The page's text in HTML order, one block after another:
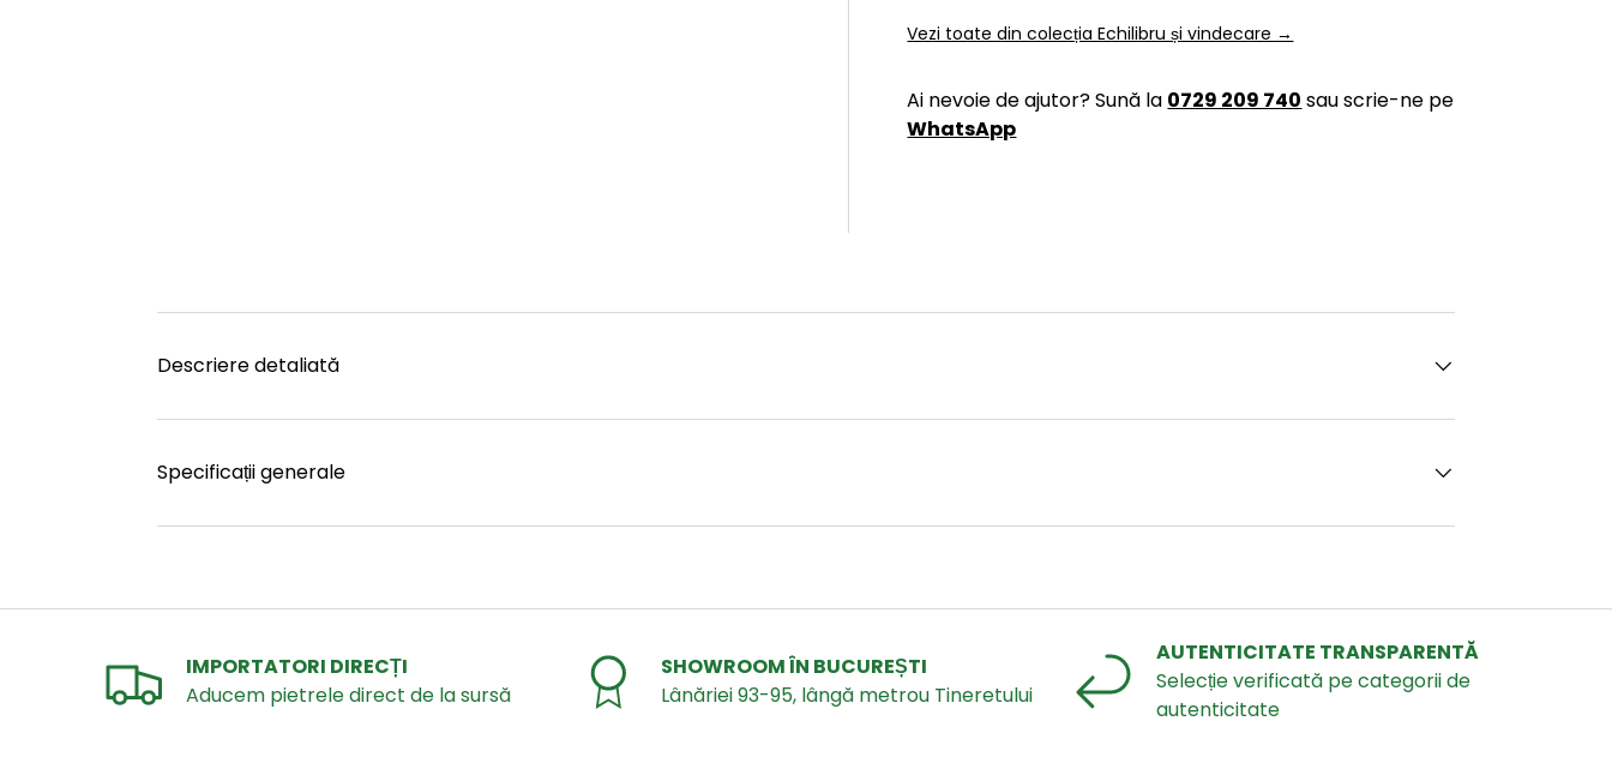
Vezi toate din colecția Echilibru și vindecare →
Ai nevoie de ajutor? Sună la 0729 209 740 sau scrie-ne pe
WhatsApp
Descriere detaliată
Specificații generale
IMPORTATORI DIRECȚI
Aducem pietrele direct de la sursă
SHOWROOM ÎN BUCUREȘTI
Lânăriei 93-95, lângă metrou Tineretului
AUTENTICITATE TRANSPARENTĂ
Selecție verificată pe categorii de
autenticitate